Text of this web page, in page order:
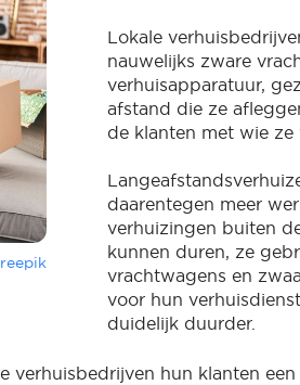
Lokale
nauwelijks zware
verhuisapparatuur,
afstand die ze
de klanten met wie ze
daarentegen meer
verhuizingen buiten
kunnen duren, ze
vrachtwagens en
voor hun
duidelijk duurder.
verhuisbedrijven hun klanten